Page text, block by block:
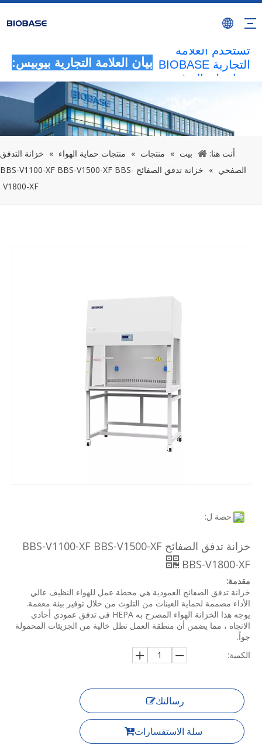
بيان العلامة التجارية بيوبيس:
سيتم اعتبار جميع
الأنشطة غير
المصرح بها التي
تستخدم العلامة
التجارية BIOBASE
بمثابة انتهاك غير
بالتحقيق في
المسؤولية
القانونية.
20240510
أنت هنا: بيت » منتجات » منتجات حماية الهواء » خزانة التدفق
الصفحي »
خزانة تدفق الصفائح BBS-V1100-XF BBS-V1500-XF BBS-
V1800-XF
حصة ل:
خزانة تدفق الصفائح BBS-V1100-XF BBS-V1500-XF
BBS-V1800-XF
مقدمة:
خزانة تدفق الصفائح العمودية هي محطة عمل للهواء النظيف عالي
الأداء مصممة لحماية العينات من التلوث من خلال توفير بيئة معقمة.
يوجه هذا الخزانة الهواء المصرح به HEPA في تدفق عمودي أحادي
الاتجاه ، مما يضمن أن منطقة العمل تظل خالية من الجزيئات المحمولة
جواً.
الكمية:
رسالتك
سلة الاستفسارات